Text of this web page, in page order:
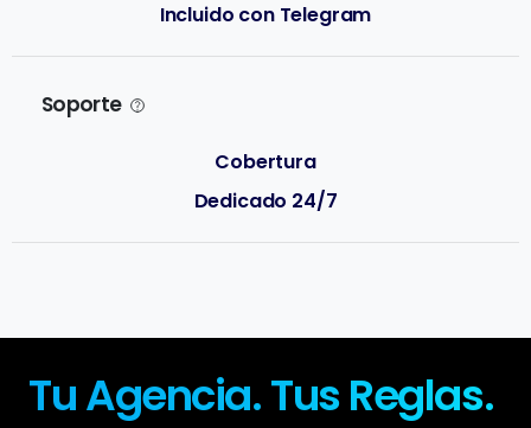
Incluido con Telegram
Soporte
Dedicado 24/7
Tu Agencia. Tus Reglas.